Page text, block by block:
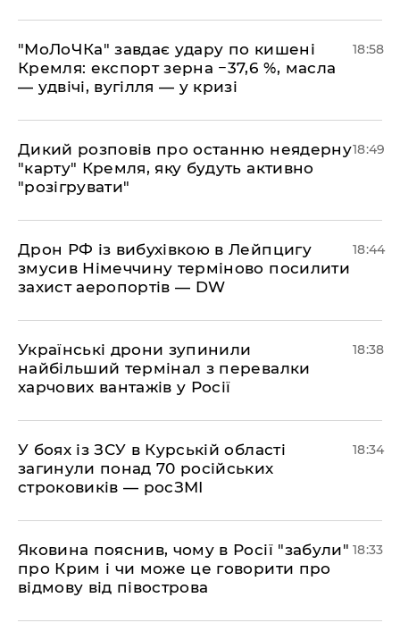
​"МоЛоЧКа" завдає удару по кишені
Кремля: експорт зерна −37,6 %, масла
— удвічі, вугілля — у кризі
18:58
​Дикий розповів про останню неядерну
"карту" Кремля, яку будуть активно
"розігрувати"
18:49
​Дрон РФ із вибухівкою в Лейпцигу
змусив Німеччину терміново посилити
захист аеропортів — DW
18:44
​Українські дрони зупинили
найбільший термінал з перевалки
харчових вантажів у Росії
18:38
​У боях із ЗСУ в Курській області
загинули понад 70 російських
строковиків — росЗМІ
18:34
​Яковина пояснив, чому в Росії "забули"
про Крим і чи може це говорити про
відмову від півострова
18:33